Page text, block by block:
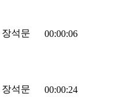
장석문 00:00:06
장석문 00:00:24